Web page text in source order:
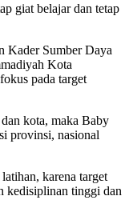
giat belajar dan tetap
Kader Sumber Daya
Kota
pada target
kota, maka Baby
provinsi, nasional
karena target
kedisiplinan tinggi dan